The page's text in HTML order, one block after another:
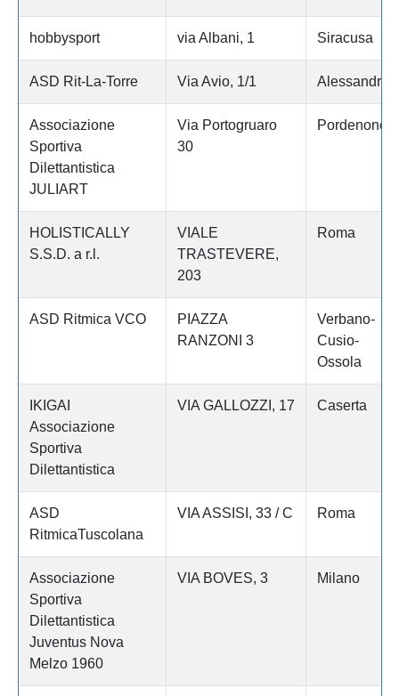
hobbysport via Albani, 1 Siracusa
ASD Rit-La-Torre Via Avio, 1/1 Alessandria
Associazione
Sportiva
Dilettantistica
JULIART
Via Portogruaro
30
Pordenone
HOLISTICALLY
S.S.D. a r.l.
VIALE
TRASTEVERE,
203
Roma
ASD Ritmica VCO
PIAZZA
RANZONI 3
Verbano-
Cusio-
Ossola
IKIGAI
Associazione
Sportiva
Dilettantistica
VIA GALLOZZI, 17 Caserta
ASD
RitmicaTuscolana
VIA ASSISI, 33 / C Roma
Associazione
Sportiva
Dilettantistica
Juventus Nova
Melzo 1960
VIA BOVES, 3 Milano